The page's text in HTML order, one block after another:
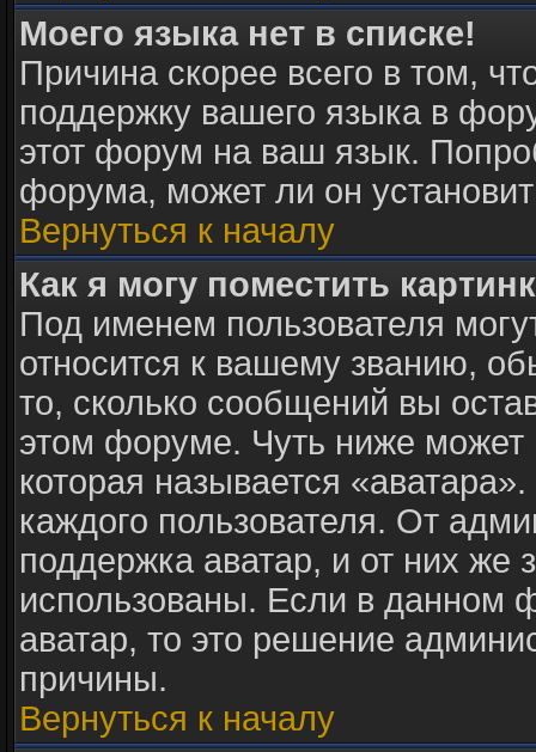
Моего языка нет в списке!
Причина скорее всего в том,
поддержку вашего языка в
этот форум на ваш язык.
форума, может ли он
Вернуться к началу
Как я могу поместить
Под именем пользователя
относится к вашему званию,
то, сколько сообщений вы
этом форуме. Чуть ниже может
которая называется
каждого пользователя. От
поддержка аватар, и от них же
использованы. Если в данном
аватар, то это решение
причины.
Вернуться к началу